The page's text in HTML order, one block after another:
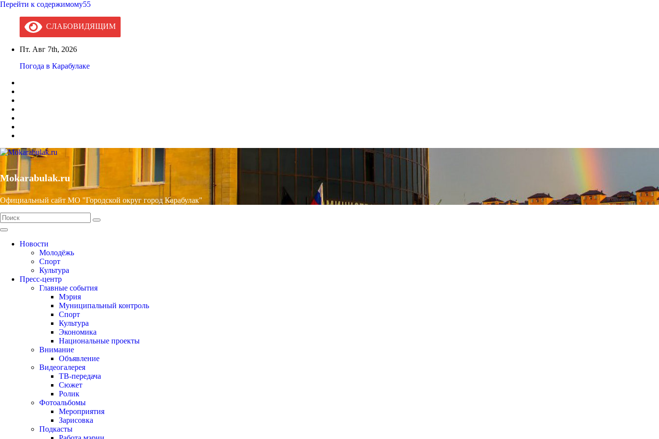
Перейти к содержимому55
СЛАБОВИДЯЩИМ
Пт. Авг 7th, 2026
Погода в Карабулаке
Mokarabulak.ru
Официальный сайт МО "Городской округ город Карабулак"
Новости
Молодёжь
Спорт
Культура
Пресс-центр
Главные события
Мэрия
Муниципальный контроль
Спорт
Культура
Экономика
Национальные проекты
Внимание
Объявление
Видеогалерея
ТВ-передача
Сюжет
Ролик
Фотоальбомы
Мероприятия
Зарисовка
Подкасты